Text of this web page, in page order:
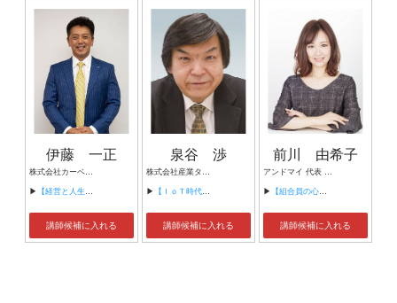
伊藤 一正
株式会社カーベル代表取締役社長 プロレスラーカーベル伊藤
▶ 【経営と人生がHappyになる3つのキーワード】
講師候補に入れる
泉谷 渉
株式会社産業タイムズ社 代表取締役会長 半導体産業新聞 特別編集委員
▶ 【ＩｏＴ時代にニッポンの製造業が一気に抜け出す！！ ～世界トップシェアのセンサーとロボットで戦え！】
講師候補に入れる
前川 由希子
アンドマイ 代表 組織活性化コンサルタント
▶ 【組合員の心をぐっと掴むコミュニケーション術～組合員が「あなたが言うなら」と動き出す３ステップ～】
講師候補に入れる